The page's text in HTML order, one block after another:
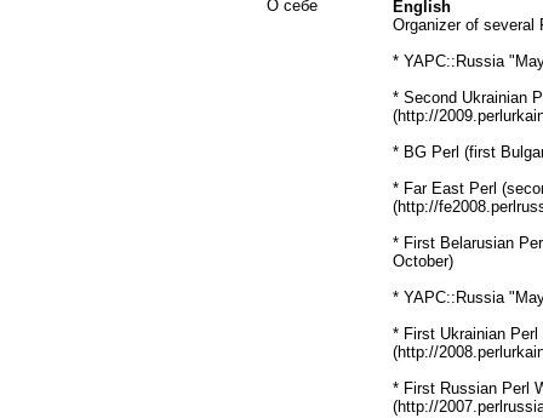
О себе
English
Organizer of several
* YAPC::Russia
* Second Ukrainian
(http://
* BG Perl (first
* Far East Perl
(http://
* First Belarusian
October)
* YAPC::Russia
* First Ukrainian
(http://
* First Russian Perl
(http://